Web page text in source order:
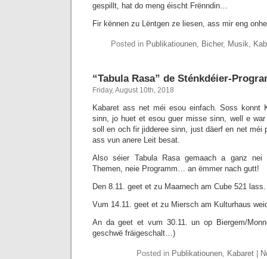
gespillt, hat do meng éischt Frënndin…
Fir kënnen zu Lëntgen ze liesen, ass mir eng
Posted in Publikatiounen, Bicher, Musik,
“Tabula Rasa” de Sténkdéier-
Friday, August 10th, 2018
Kabaret ass net méi esou einfach. Soss konnt
sinn, jo huet et esou guer misse sinn, well e
soll en och fir jidderee sinn, just däerf en net méi
ass vun anere Leit besat.
Also séier Tabula Rasa gemaach a ganz nei
Themen, neie Programm… an ëmmer nach gutt!
Den 8.11. geet et zu Maarnech am Cube 521
Vum 14.11. geet et zu Miersch am Kulturhaus
An da geet et vum 30.11. un op Biergem/
geschwë fräigeschalt…)
Posted in Publikatiounen, Kabaret